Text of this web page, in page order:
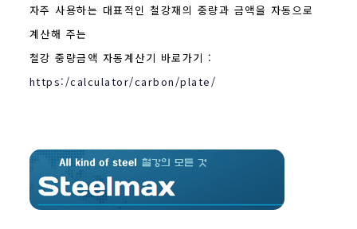
자주 사용하는 대표적인 철강재의 중량과 금액을 자동으로
계산해 주는
철강 중량금액 자동계산기 바로가기 :
https:/calculator/carbon/plate/